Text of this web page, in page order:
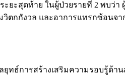
ระยะสุดท้าย ในผู้ป่วยรายที่ 2 พ
ตกกังวล และอาการแทรกซ้อน
ทธ์การสร้างเสริมความรอบรู้ด้